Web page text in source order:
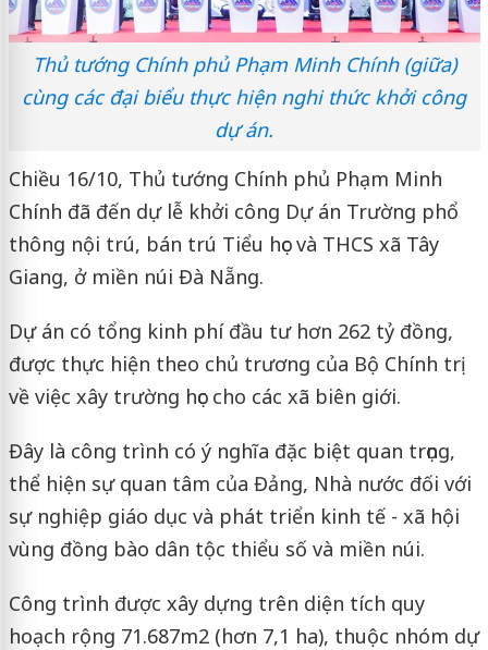
Thủ tướng Chính phủ Phạm Minh Chính (giữa)
cùng các đại biểu thực hiện nghi thức khởi công
dự án.
Chiều 16/10, Thủ tướng Chính phủ Phạm Minh
Chính đã đến dự lễ khởi công Dự án Trường phổ
thông nội trú, bán trú Tiểu học và THCS xã Tây
Giang, ở miền núi Đà Nẵng.
Dự án có tổng kinh phí đầu tư hơn 262 tỷ đồng,
được thực hiện theo chủ trương của Bộ Chính trị
về việc xây trường học cho các xã biên giới.
Đây là công trình có ý nghĩa đặc biệt quan trọng,
thể hiện sự quan tâm của Đảng, Nhà nước đối với
sự nghiệp giáo dục và phát triển kinh tế - xã hội
vùng đồng bào dân tộc thiểu số và miền núi.
Công trình được xây dựng trên diện tích quy
hoạch rộng 71.687m2 (hơn 7,1 ha), thuộc nhóm dự